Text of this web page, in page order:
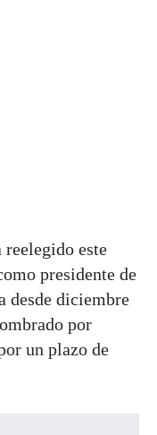
reelegido este
presidente de
desde diciembre
por
un plazo de